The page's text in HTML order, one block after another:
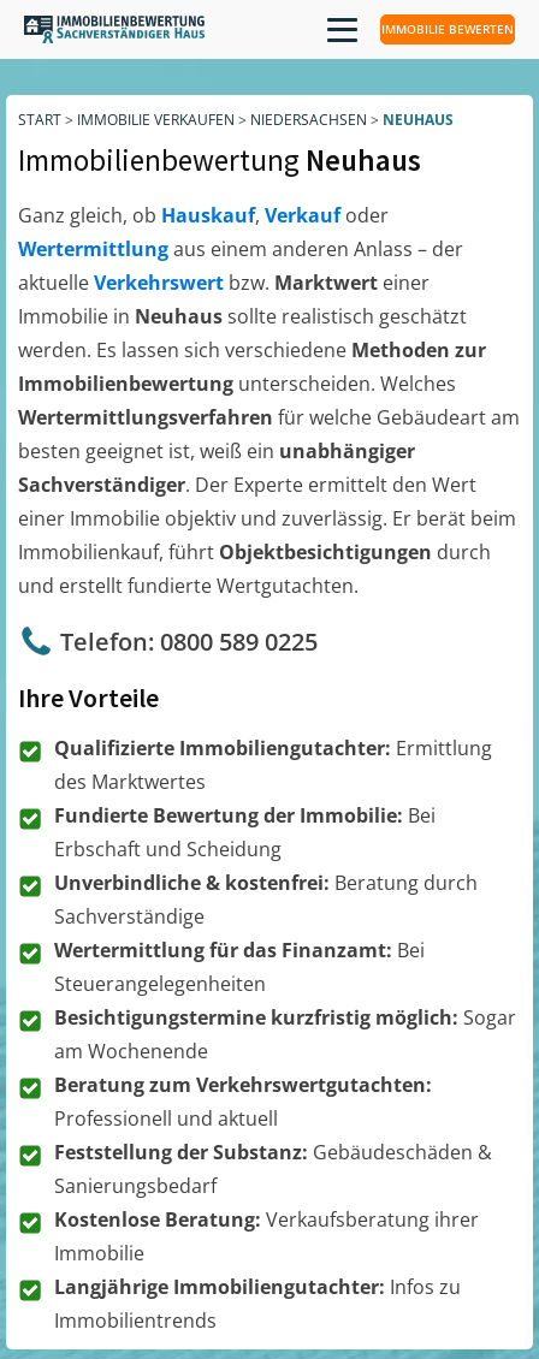
IMMOBILIE BEWERTEN
START> IMMOBILIE VERKAUFEN > NIEDERSACHSEN > NEUHAUS
Immobilienbewertung Neuhaus
Ganz gleich, ob Hauskauf, Verkaufoder
Wertermittlungaus einem anderen Anlass – der
aktuelleVerkehrswert bzw. Marktwert einer
Immobilie in Neuhaussollte realistisch geschätzt
werden. Es lassen sich verschiedene Methoden zur
Immobilienbewertung unterscheiden. Welches
Wertermittlungsverfahren für welche Gebäudeart am
besten geeignet ist, weiß ein unabhängiger
Sachverständiger. Der Experte ermittelt den Wert
einer Immobilie objektiv und zuverlässig. Er berät beim
Immobilienkauf, führt Objektbesichtigungen durch
und erstellt fundierte Wertgutachten.
Telefon: 0800 589 0225
Ihre Vorteile
Qualifizierte Immobiliengutachter: Ermittlung
des Marktwertes
Fundierte Bewertung der Immobilie: Bei
Erbschaft und Scheidung
Unverbindliche & kostenfrei: Beratung durch
Sachverständige
Wertermittlung für das Finanzamt: Bei
Steuerangelegenheiten
Besichtigungstermine kurzfristig möglich: Sogar
am Wochenende
Beratung zum Verkehrswertgutachten:
Professionell und aktuell
Feststellung der Substanz: Gebäudeschäden &
Sanierungsbedarf
Kostenlose Beratung: Verkaufsberatung ihrer
Immobilie
Langjährige Immobiliengutachter: Infos zu
Immobilientrends